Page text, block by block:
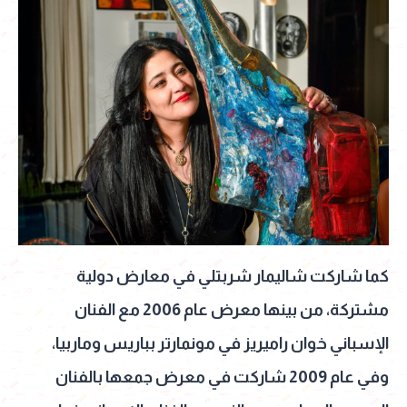
كما شاركت شاليمار شربتلي في معارض دولية
مشتركة، من بينها معرض عام 2006 مع الفنان
الإسباني خوان راميريز في مونمارتر بباريس وماربيا،
وفي عام 2009 شاركت في معرض جمعها بالفنان